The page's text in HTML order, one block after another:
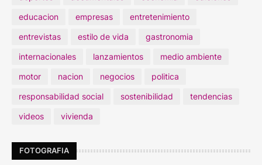
educacion
empresas
entretenimiento
entrevistas
estilo de vida
gastronomia
internacionales
lanzamientos
medio ambiente
motor
nacion negocios
politica
responsabilidad social
sostenibilidad
tendencias
videos
vivienda
FOTOGRAFIA